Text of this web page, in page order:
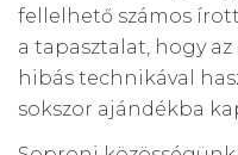
fellelhető számos
a tapasztalat, hogy
hibás technikával
sokszor ajándékba